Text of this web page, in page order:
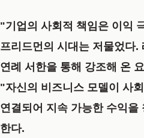
"기업의 사회적 책임은 이익
프리드먼의 시대는 저물었다.
연례 서한을 통해 강조해 온
"자신의 비즈니스 모델이 사
연결되어 지속 가능한 수익을
한다.